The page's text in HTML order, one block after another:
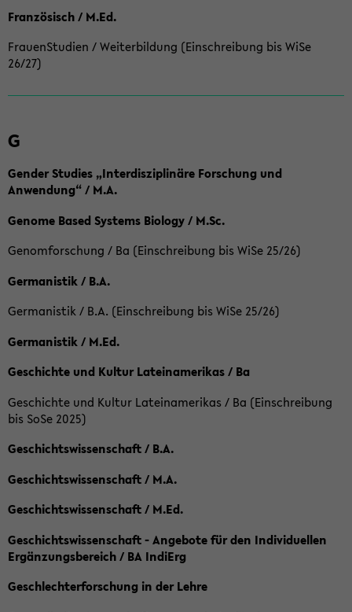
Französisch / M.Ed.
FrauenStudien / Weiterbildung (Einschreibung bis WiSe
26/27)
G
Gender Studies „Interdisziplinäre Forschung und
Anwendung“ / M.A.
Genome Based Systems Biology / M.Sc.
Genomforschung / Ba (Einschreibung bis WiSe 25/26)
Germanistik / B.A.
Germanistik / B.A. (Einschreibung bis WiSe 25/26)
Germanistik / M.Ed.
Geschichte und Kultur Lateinamerikas / Ba
Geschichte und Kultur Lateinamerikas / Ba (Einschreibung
bis SoSe 2025)
Geschichtswissenschaft / B.A.
Geschichtswissenschaft / M.A.
Geschichtswissenschaft / M.Ed.
Geschichtswissenschaft - Angebote für den Individuellen
Ergänzungsbereich / BA IndiErg
Geschlechterforschung in der Lehre